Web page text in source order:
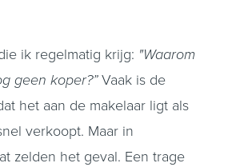
ik regelmatig krijg: "Waarom
geen koper?”Vaak is de
het aan de makelaar ligt als
verkoopt. Maar in
zelden het geval. Een trage